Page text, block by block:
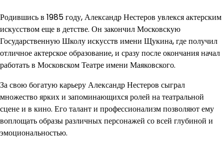
Родившись в 1985 году, Александр Нестеров увлекся актерским
искусством еще в детстве. Он закончил Московскую
Государственную Школу искусств имени Щукина, где получил
отличное актерское образование, и сразу после окончания начал
работать в Московском Театре имени Маяковского.
За свою богатую карьеру Александр Нестеров сыграл
множество ярких и запоминающихся ролей на театральной
сцене и в кино. Его талант и профессионализм позволяют ему
воплощать образы различных персонажей со всей глубиной и
эмоциональностью.